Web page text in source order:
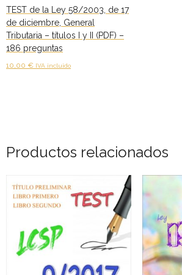
- Comun. Valenciana
VALENCIANA – Turno Libre 2025
FAQS – Preguntas Frecuentes
0 productos 0,00 €
TEST de la Ley 58/2003, de 17
de diciembre, General
Tributaria – títulos I y II (PDF) –
186 preguntas
10,00 € IVA incluido
Productos relacionados